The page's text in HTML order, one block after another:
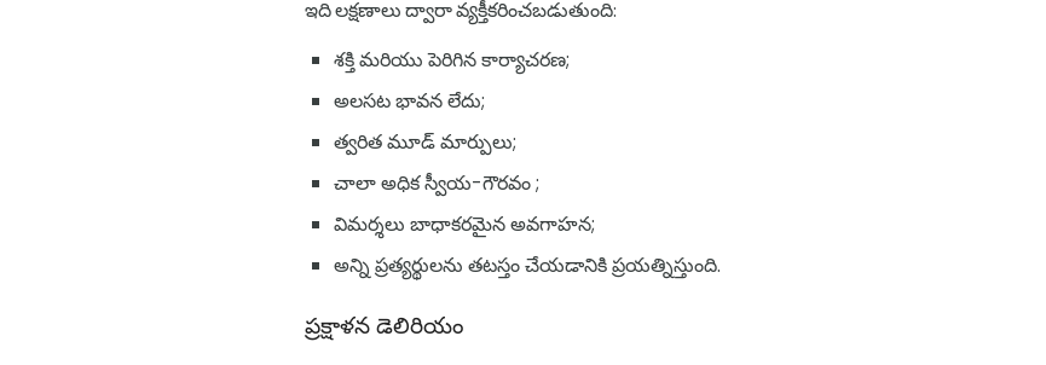
ఇది లక్షణాలు ద్వారా వ్యక్తీకరించబడుతుంది:
శక్తి మరియు పెరిగిన కార్యాచరణ;
అలసట భావన లేదు;
త్వరిత మూడ్ మార్పులు;
చాలా అధిక స్వీయ-గౌరవం ;
విమర్శలు బాధాకరమైన అవగాహన;
అన్ని ప్రత్యర్థులను తటస్తం చేయడానికి ప్రయత్నిస్తుంది.
ప్రక్షాళన డెలిరియం